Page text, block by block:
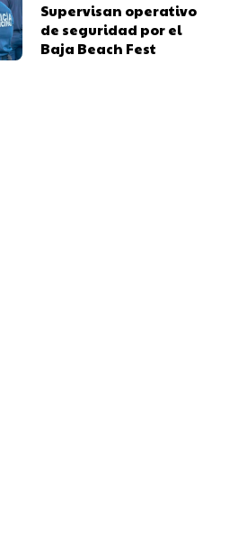
Supervisan operativo
de seguridad por el
Baja Beach Fest